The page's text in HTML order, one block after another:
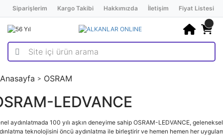
Siparişlerim Kargo Takibi Hakkımızda İletişim Fiyat Listesi
Anasayfa OSRAM
LEDVANCE
aydınlatmada 100 yılı aşkın deneyime sahip OSRAM-LEDVANCE, geleneksel
teknolojisini öncü aydınlatma ile birleştirir ve hemen hemen her